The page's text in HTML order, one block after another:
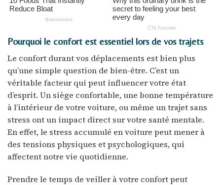
Pourquoi le confort est essentiel lors de vos trajets
Le confort durant vos déplacements est bien plus
qu’une simple question de bien-être. C’est un
véritable facteur qui peut influencer votre état
d’esprit. Un siège confortable, une bonne température
à l’intérieur de votre voiture, ou même un trajet sans
stress ont un impact direct sur votre santé mentale.
En effet, le stress accumulé en voiture peut mener à
des tensions physiques et psychologiques, qui
affectent notre vie quotidienne.
Prendre le temps de veiller à votre confort peut